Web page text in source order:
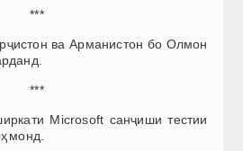
***
ва Арманистон бо Олмон
***
Microsoft санҷиши тестии
монд.